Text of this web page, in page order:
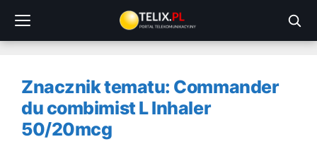
treści
Znacznik tematu: Commander
du combimist L Inhaler
50/20mcg